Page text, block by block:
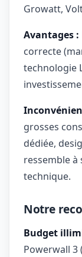
Growatt,
Avantages :
correcte
technologie
grosses
dédiée,
ressemble
technique.
Notre
Budget
Powerwall 3